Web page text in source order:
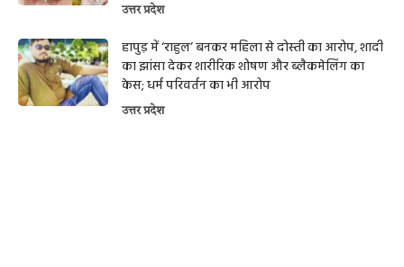
उत्तर प्रदेश
हापुड़ में ‘राहुल’ बनकर महिला से दोस्ती का आरोप, शादी
का झांसा देकर शारीरिक शोषण और ब्लैकमेलिंग का
केस; धर्म परिवर्तन का भी आरोप
उत्तर प्रदेश